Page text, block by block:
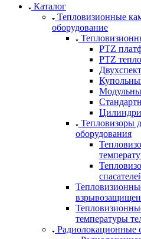
Каталог
Тепловизионные
оборудование
PTZ
PTZ
Тепловизоры
оборудования
температуры
Радиолокационные